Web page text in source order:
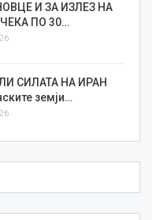
И ЗА ИЗЛЕЗ НА
ПО 30…
СИЛАТА НА ИРАН
земји…